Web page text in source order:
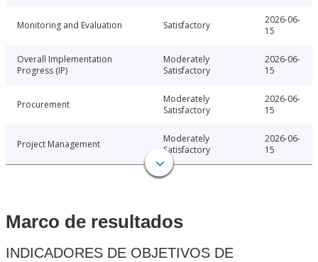
Monitoring and Evaluation Satisfactory
2026-06-
15
Overall Implementation
Progress (IP)
Moderately
Satisfactory
2026-06-
15
Procurement
Moderately
Satisfactory
2026-06-
15
Project Management
Moderately
Satisfactory
2026-06-
15
Marco de resultados
INDICADORES DE OBJETIVOS DE